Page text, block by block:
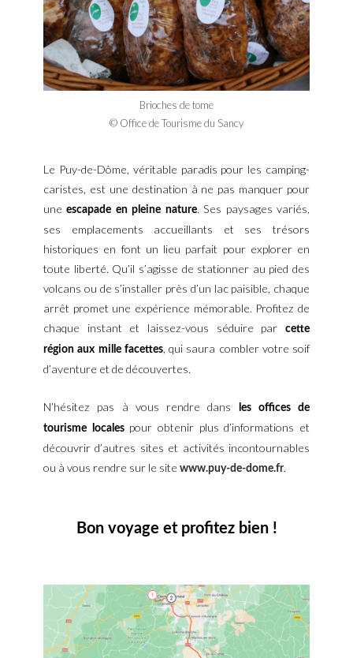
Brioches de tome
© Office de Tourisme du Sancy
Le Puy-de-Dôme, véritable paradis pour les camping-
caristes, est une destination à ne pas manquer pour
uneescapade en pleine nature. Ses paysages variés,
ses emplacements accueillants et ses trésors
historiques en font un lieu parfait pour explorer en
toute liberté. Qu’il s’agisse de stationner au pied des
volcans ou de s’installer près d’un lac paisible, chaque
arrêt promet une expérience mémorable. Profitez de
chaque instant et laissez-vous séduire par cette
région aux mille facettes, qui saura combler votre soif
d’aventure et de découvertes.
N’hésitez pas à vous rendre dans
les offices de
tourisme localespour obtenir plus d’informations et
découvrir d’autres sites et activités incontournables
ou à vous rendre sur le site www.puy-de-dome.fr.
Bon voyage et profitez bien !